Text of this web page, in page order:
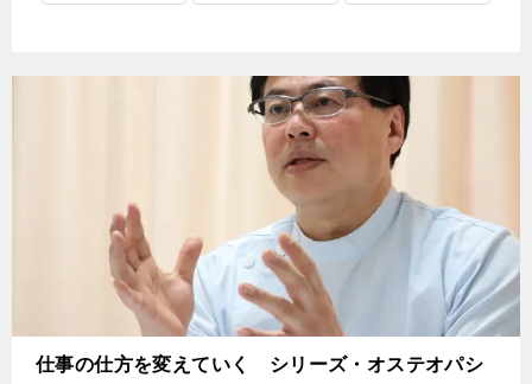
仕事の仕方を変えていく シリーズ・オステオパシ